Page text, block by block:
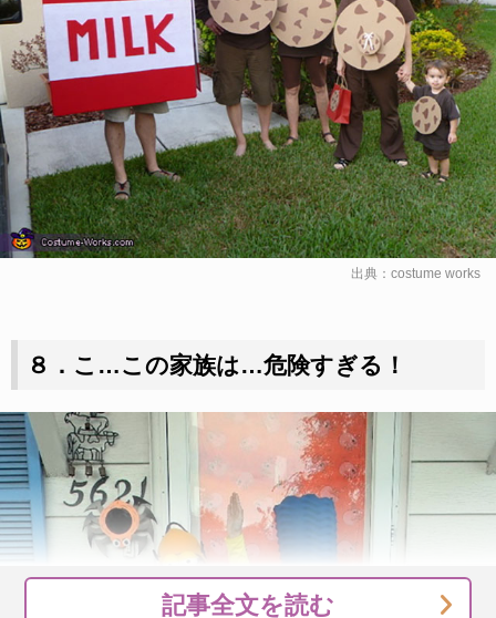
出典： costume works
８．こ…この家族は…危険すぎる！
記事全文を読む